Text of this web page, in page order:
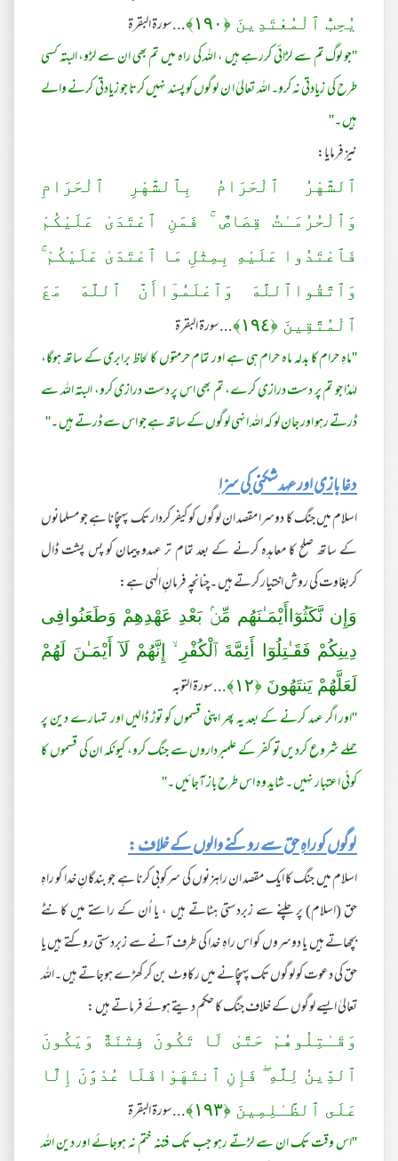
يُحِبُّ ٱلْمُعْتَدِينَ ﴿١٩٠﴾...سورة البقرة
''جو لوگ تم سے لڑائی کررہے ہیں ، اللہ کی راہ میں تم بھی ان سے لڑو، البتہ کسی
طرح کی زیادتی نہ کرو۔ اللہ تعالیٰ ا ن لوگوں کو پسند نہیں کرتا جو زیادتی کرنے والے
ہیں ۔''
نیز فرمایا:
ٱلشَّهْرُ‌ ٱلْحَرَ‌امُ بِٱلشَّهْرِ‌ ٱلْحَرَ‌امِ
وَٱلْحُرُ‌مَـٰتُ قِصَاصٌ ۚ فَمَنِ ٱعْتَدَىٰ عَلَيْكُمْ
فَٱعْتَدُوا عَلَيْهِ بِمِثْلِ مَا ٱعْتَدَىٰ عَلَيْكُمْ ۚ
وَٱتَّقُواٱللَّهَ وَٱعْلَمُوٓاأَنَّ ٱللَّهَ مَعَ
ٱلْمُتَّقِينَ ﴿١٩٤﴾...سورة البقرة
''ماہِ حرام کا بدلہ ماہ حرام ہی ہے اور تمام حرمتوں کا لحاظ برابری کے ساتھ ہوگا،
لہٰذا جو تم پر دست درازی کرے، تم بھی اس پر دست درازی کرو، البتہ اللہ سے
ڈرتے رہو اور جان لو کہ اللہ انہی لوگوں کے ساتھ ہے جو اس سے ڈرتے ہیں ۔''
دغا بازی اور عہد شکنی کی سزا
اسلام میں جنگ کا دوسرا مقصد ان لوگوں کو کیفر کردار تک پہنچانا ہے جو مسلمانوں
کے ساتھ صلح کا معاہدہ کرنے کے بعد تمام تر عہدوپیمان کو پس پشت ڈال
کربغاوت کی روش اختیار کرتے ہیں ۔چنانچہ فرمانِ الٰہی ہے:
وَإِن نَّكَثُوٓاأَيْمَـٰنَهُم مِّنۢ بَعْدِ عَهْدِهِمْ وَطَعَنُوافِى
دِينِكُمْ فَقَـٰتِلُوٓا أَئِمَّةَ ٱلْكُفْرِ‌ ۙ إِنَّهُمْ لَآ أَيْمَـٰنَ لَهُمْ
لَعَلَّهُمْ يَنتَهُونَ ﴿١٢﴾...سورة التوبہ
''اور اگر عہد کرنے کے بعد یہ پھر اپنی قسموں کو توڑ ڈالیں اور تمہارے دین پر
حملے شروع کردیں تو کفر کے علمبرداروں سے جنگ کرو، کیونکہ ان کی قسموں کا
کوئی اعتبار نہیں ۔ شاید وہ اس طرح باز آجائیں ۔''
لوگوں کو راہِ حق سے روکنے والوں کے خلاف :
اسلام میں جنگ کا ایک مقصد ان راہزنوں کی سرکوبی کرنا ہے جو بندگانِ خدا کو راہِ
حق (اسلام) پر چلنے سے زبردستی ہٹاتے ہیں ، یا اُن کے راستے میں کانٹے
بچھاتے ہیں یا دوسروں کو اس راہِ خدا کی طرف آنے سے زبردستی روکتے ہیں یا
حق کی دعوت کو لوگوں تک پہنچانے میں رکاوٹ بن کر کھڑے ہوجاتے ہیں ۔اللہ
تعالیٰ ایسے لوگوں کے خلاف جنگ کا حکم دیتے ہوئے فرماتے ہیں :
وَقَـٰتِلُوهُمْ حَتَّىٰ لَا تَكُونَ فِتْنَةٌ وَيَكُونَ
ٱلدِّينُ لِلَّهِ ۖ فَإِنِ ٱنتَهَوْافَلَا عُدْوَ‌ٰنَ إِلَّا
عَلَى ٱلظَّـٰلِمِينَ ﴿١٩٣﴾...سورة البقرة
''اس وقت تک ان سے لڑتے رہو جب تک فتنہ ختم نہ ہوجائے اور دین اللہ